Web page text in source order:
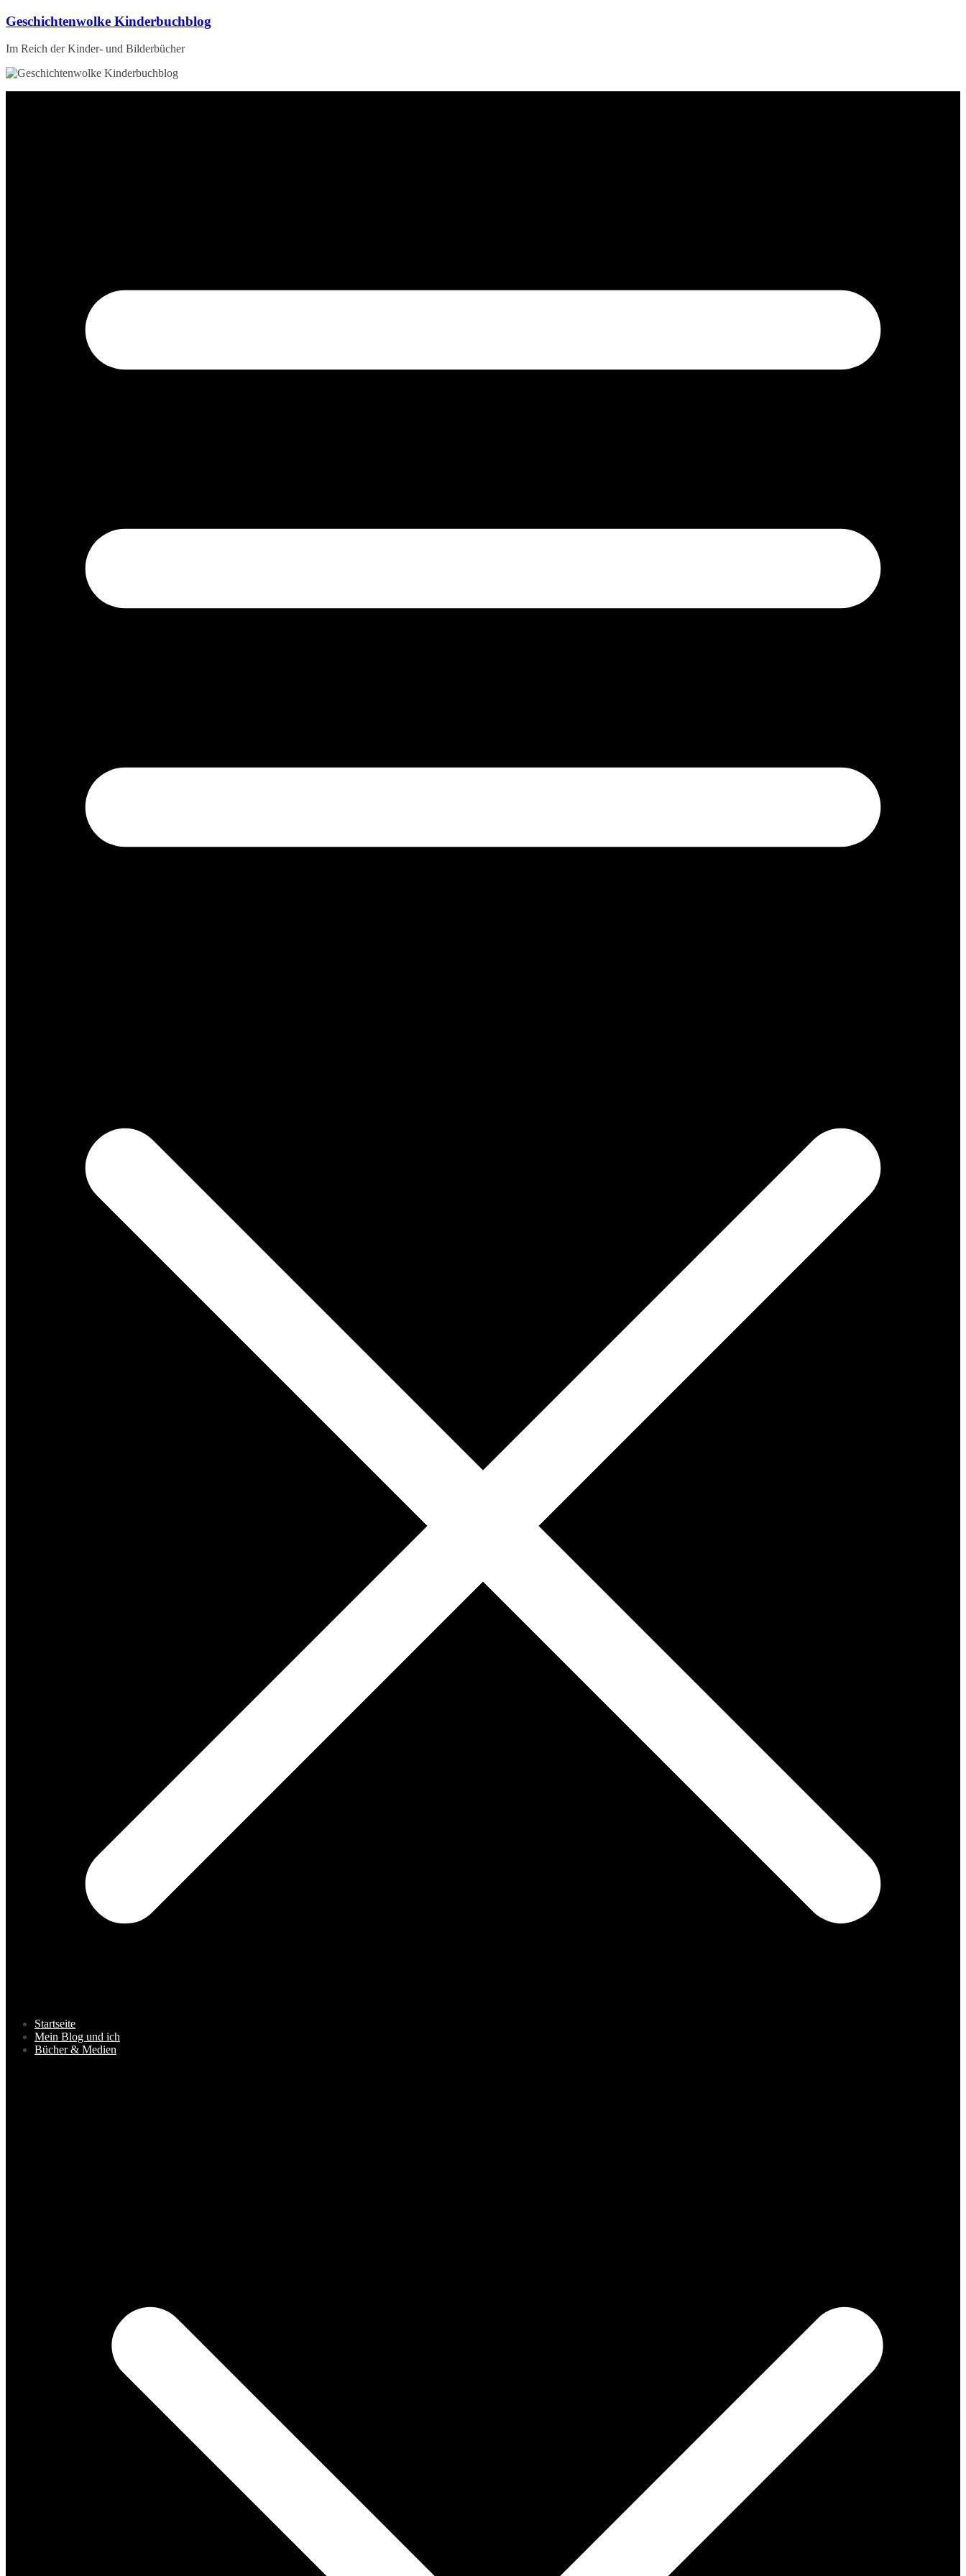
Zum
springen
Geschichtenwolke Kinderbuchblog
Im Reich der Kinder- und Bilderbücher
Startseite
Mein Blog und ich
Bücher & Medien